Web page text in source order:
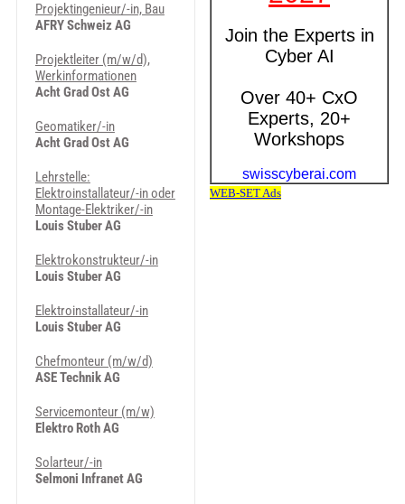
Projektingenieur/-in, Bau
AFRY Schweiz AG
Projektleiter (m/w/d),
Werkinformationen
Acht Grad Ost AG
Geomatiker/-in
Acht Grad Ost AG
Lehrstelle:
Elektroinstallateur/-in oder
Montage-Elektriker/-in
Louis Stuber AG
Elektrokonstrukteur/-in
Louis Stuber AG
Elektroinstallateur/-in
Louis Stuber AG
Chefmonteur (m/w/d)
ASE Technik AG
Servicemonteur (m/w)
Elektro Roth AG
Solarteur/-in
Selmoni Infranet AG